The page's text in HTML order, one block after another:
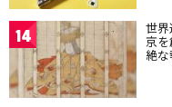
14 世
京
絶